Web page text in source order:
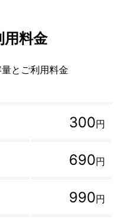
用料金
とご利用料金
300円
690円
990円